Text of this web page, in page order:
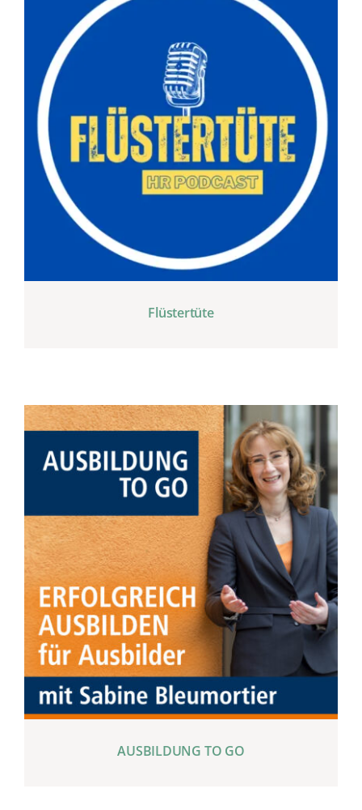
Flüstertüte
AUSBILDUNG TO GO